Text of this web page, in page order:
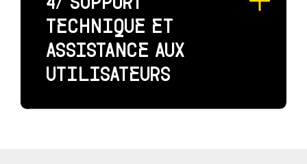
4/ SUPPORT
TECHNIQUE ET
ASSISTANCE AUX
UTILISATEURS